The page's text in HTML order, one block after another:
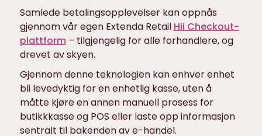
Samlede betalingsopplevelser kan oppnås
gjennom vår egen Extenda Retail Hii Checkout-
plattform– tilgjengelig for alle forhandlere, og
drevet av skyen.
Gjennom denne teknologien kan enhver enhet
bli levedyktig for en enhetlig kasse, uten å
måtte kjøre en annen manuell prosess for
butikkkasse og POS eller laste opp informasjon
sentralt til bakenden av e-handel.